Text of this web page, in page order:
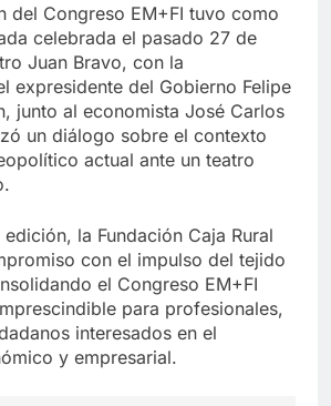
del Congreso EM+FI tuvo como
celebrada el pasado 27 de
Juan Bravo, con la
expresidente del Gobierno Felipe
junto al economista José Carlos
un diálogo sobre el contexto
actual ante un teatro
la Fundación Caja Rural
con el impulso del tejido
el Congreso EM+FI
para profesionales,
interesados en el
y empresarial.